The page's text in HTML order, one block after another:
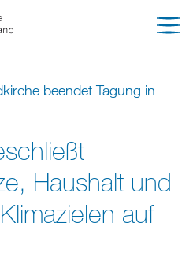
beendet Tagung in
Haushalt und
auf